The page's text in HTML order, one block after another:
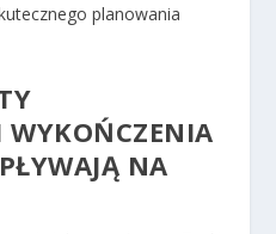
planowania
WYKOŃCZENIA
NA